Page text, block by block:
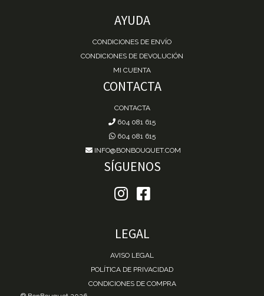
AYUDA
CONDICIONES DE ENVÍO
CONDICIONES DE DEVOLUCIÓN
MI CUENTA
CONTACTA
CONTACTA
604 081 615
604 081 615
INFO@BONBOUQUET.COM
SÍGUENOS
LEGAL
AVISO LEGAL
POLÍTICA DE PRIVACIDAD
CONDICIONES DE COMPRA